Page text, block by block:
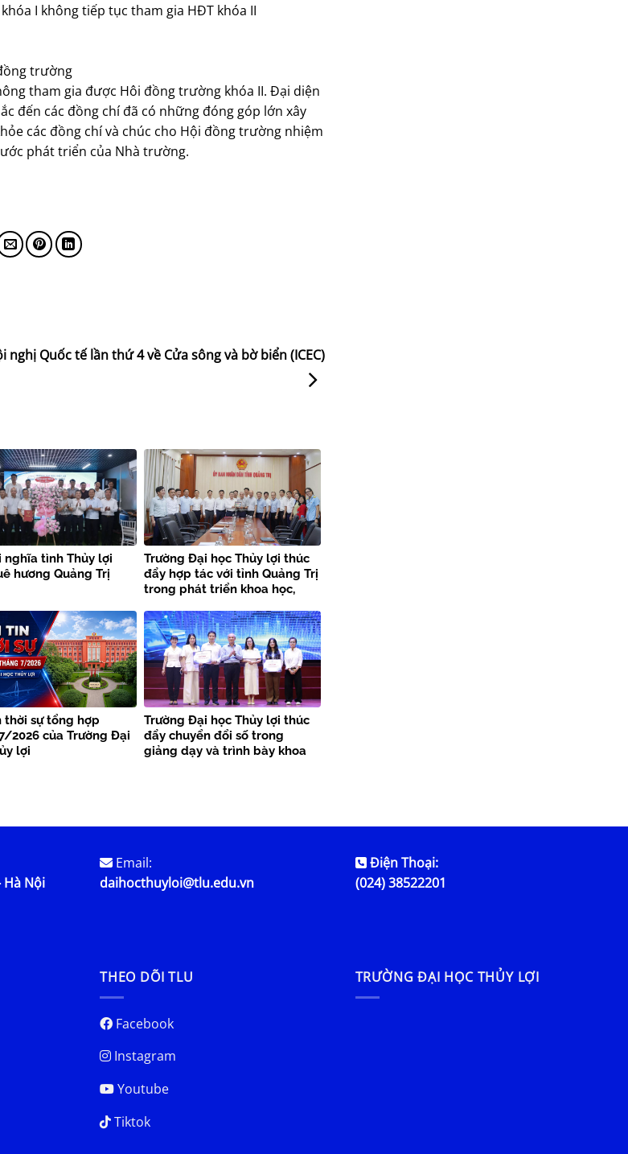
I không tiếp tục tham gia HĐT khóa II
trường
tham gia được Hôi đồng trường khóa II. Đại diện
đến các đồng chí đã có những đóng góp lớn xây
các đồng chí và chúc cho Hội đồng trường nhiệm
phát triển của Nhà trường.
nghị Quốc tế lần thứ 4 về Cửa sông và bờ biển (ICEC)
nghĩa tình Thủy lợi
hương Quảng Trị
Trường Đại học Thủy lợi thúc
đẩy hợp tác với tỉnh Quảng Trị
trong phát triển khoa học,
thời sự tổng hợp
2026 của Trường Đại
lợi
Trường Đại học Thủy lợi thúc
đẩy chuyển đổi số trong
giảng dạy và trình bày khoa
Hà Nội
Email:
daihocthuyloi@tlu.edu.vn
Điện Thoại:
(024) 38522201
THEO DÕI TLU
Facebook
Instagram
Youtube
Tiktok
TRƯỜNG ĐẠI HỌC THỦY LỢI